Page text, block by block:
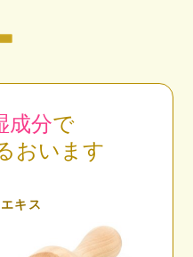
成分で
おいます
キス